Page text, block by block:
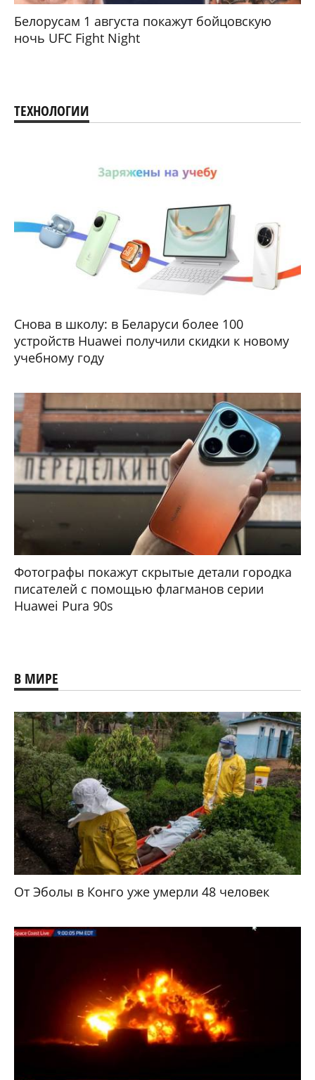
Белорусам 1 августа покажут бойцовскую
ночь UFC Fight Night
ТЕХНОЛОГИИ
Снова в школу: в Беларуси более 100
устройств Huawei получили скидки к новому
учебному году
Фотографы покажут скрытые детали городка
писателей с помощью флагманов серии
Huawei Pura 90s
В МИРЕ
От Эболы в Конго уже умерли 48 человек